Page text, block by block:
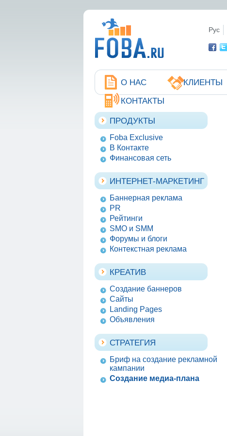
Рус
О НАС КЛИЕНТЫ
КОНТАКТЫ
ПРОДУКТЫ
Foba Exclusive
В Контакте
Финансовая сеть
ИНТЕРНЕТ-МАРКЕТИНГ
Баннерная реклама
PR
Рейтинги
SMO и SMM
Форумы и блоги
Контекстная реклама
КРЕАТИВ
Создание баннеров
Сайты
Landing Pages
Объявления
СТРАТЕГИЯ
Бриф на создание рекламной
кампании
Создание медиа-плана